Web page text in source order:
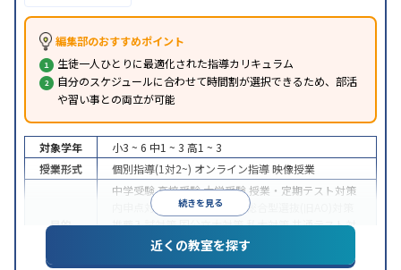
編集部のおすすめポイント
生徒一人ひとりに最適化された指導カリキュラム
自分のスケジュールに合わせて時間割が選択できるため、部活
や習い事との両立が可能
続きを見る
対象学年 小3 ~ 6 中1 ~ 3 高1 ~ 3
授業形式
個別指導(1対2~) オンライン指導映像授業
目的
中学受験高校受験大学受験 授業・定期テスト対策
内申点対策
学習習慣の定着
総合型選抜(旧AO)対策
推薦入試対策国公立大対策私大対策共通テスト対
英検(英語検定)対策漢検(漢字検定)対策
近くの教室を探す